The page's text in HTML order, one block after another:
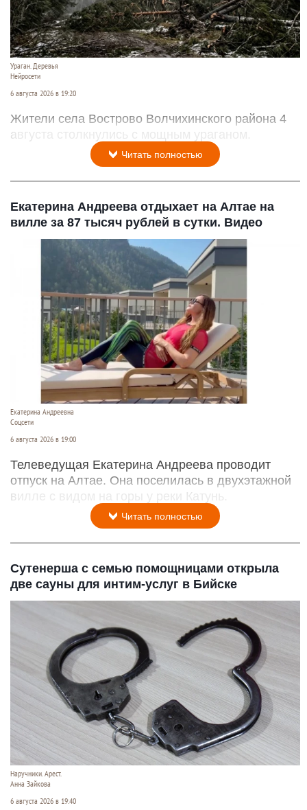
Ураган. Деревья
Нейросети
6 августа 2026 в 19:20
Жители села Вострово Волчихинского района 4
августа столкнулись с мощным ураганом.
Читать полностью
Екатерина Андреева отдыхает на Алтае на
вилле за 87 тысяч рублей в сутки. Видео
Екатерина Андреевна
Соцсети
6 августа 2026 в 19:00
Телеведущая Екатерина Андреева проводит
отпуск на Алтае. Она поселилась в двухэтажной
вилле с видом на горы у реки Катунь.
Читать полностью
Сутенерша с семью помощницами открыла
две сауны для интим-услуг в Бийске
Наручники. Арест.
Анна Зайкова
6 августа 2026 в 19:40